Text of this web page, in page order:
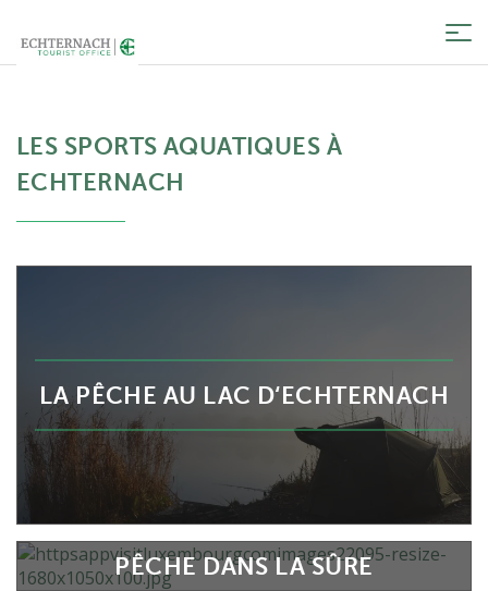
LES SPORTS AQUATIQUES À
ECHTERNACH
LA PÊCHE AU LAC D‘ECHTERNACH
PÊCHE DANS LA SÛRE